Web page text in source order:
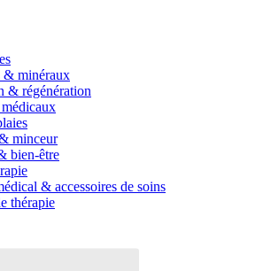
& minéraux
& régénération
minceur
bien-être
& accessoires de soins
thérapie